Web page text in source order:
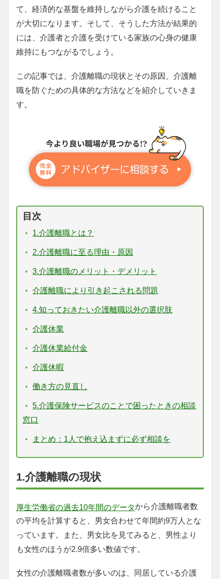
て、経済的な基盤を維持しながら介護を続けること
が大切になります。そして、そうした方法が結果的
には、介護者と介護を受けている家族の心身の健康
維持にもつながるでしょう。
この記事では、介護離職の現状とその原因、介護離
職を防ぐための具体的な方法などを紹介していきま
す。
目次
1.介護離職とは？
2.介護離職に至る理由・原因
3.介護離職のメリット・デメリット
介護離職により引き起こされる問題
4.知っておきたい介護離職以外の選択肢
介護休業
介護休業給付金
介護休暇
働き方の見直し
5.介護保険サービスのことで困ったときの相談
窓口
まとめ：1人で抱え込まずに必ず相談を
1.介護離職の現状
厚生労働省の過去10年間のデータから介護離職者数
の平均を計算すると、男女合わせて年間約9万人とな
っています。また、男女比を見てみると、男性より
も女性のほうが2.9倍多い数値です。
女性の介護離職者数が多いのは、同居している介護